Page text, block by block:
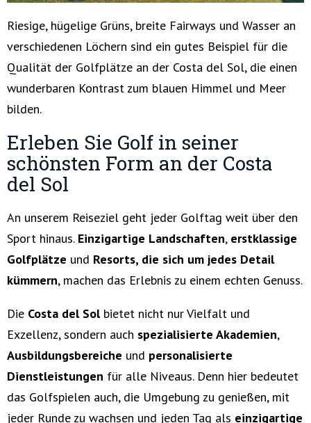
Riesige, hügelige Grüns, breite Fairways und Wasser an
verschiedenen Löchern sind ein gutes Beispiel für die
Qualität der Golfplätze an der Costa del Sol, die einen
wunderbaren Kontrast zum blauen Himmel und Meer
bilden.
Erleben Sie Golf in seiner
schönsten Form an der Costa
del Sol
An unserem Reiseziel geht jeder Golftag weit über den
Sport hinaus. Einzigartige Landschaften, erstklassige
Golfplätze und Resorts, die sich um jedes Detail
kümmern, machen das Erlebnis zu einem echten Genuss.
Die Costa del Solbietet nicht nur Vielfalt und
Exzellenz, sondern auch spezialisierte Akademien,
Ausbildungsbereiche und personalisierte
Dienstleistungen für alle Niveaus. Denn hier bedeutet
das Golfspielen auch, die Umgebung zu genießen, mit
jeder Runde zu wachsen und jeden Tag als einzigartige